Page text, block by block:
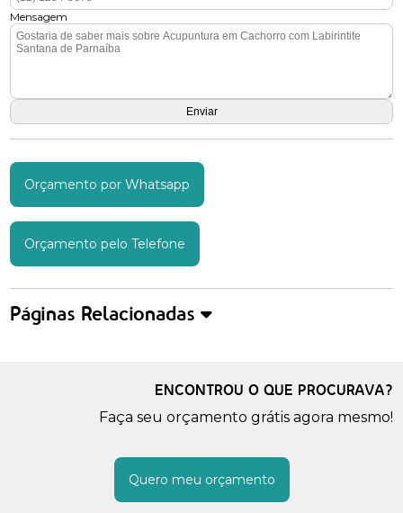
Mensagem
Orçamento por Whatsapp
Orçamento pelo Telefone
Páginas Relacionadas
ENCONTROU O QUE PROCURAVA?
Faça seu orçamento grátis agora mesmo!
Quero meu orçamento